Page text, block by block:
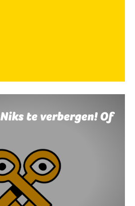
Niks te verbergen! Of